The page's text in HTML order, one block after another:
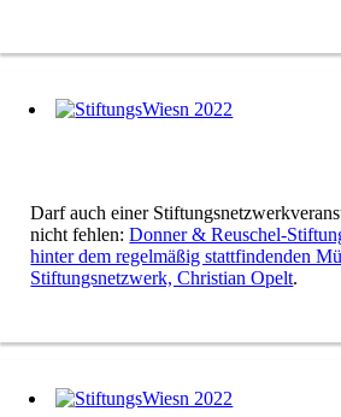
Darf auch einer
nicht fehlen:Donner & Reuschel-
hinter dem regelmäßig stattfindenden
Stiftungsnetzwerk, Christian Opelt.